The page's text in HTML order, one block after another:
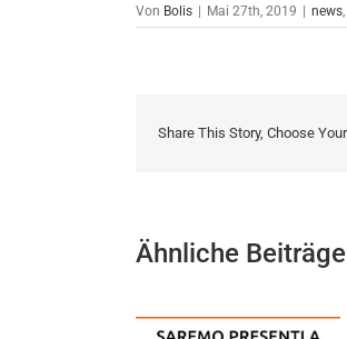
Von Bolis | Mai 27th, 2019 | news
Share This Story, Choose
Ähnliche Beiträge